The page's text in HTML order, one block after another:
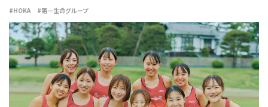
#HOKA #第一生命グループ